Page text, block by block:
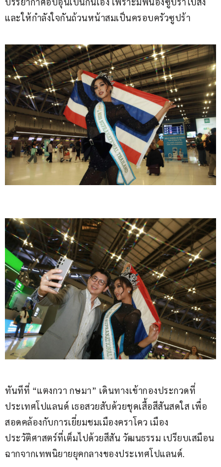
และให้กำลังใจกันถ้วนหน้าสมเป็นครอบครัวซูปร้า
ทันทีที่ “แตงกวา กษมา” เดินทางเข้ากองประกวดที่
ประเทศโปแลนด์ เธอสวยสับด้วยชุดเสื้อสีสันสดใส เพื่อ
สอดคล้องกับการเยี่ยมชมเมืองคราโคว เมือง
ประวัติศาสตร์ที่เต็มไปด้วยสีสัน วัฒนธรรม เปรียบเสมือน
ฉากจากเทพนิยายยุคกลางของประเทศโปแลนด์.